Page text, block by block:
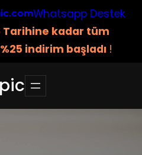
Whatsapp Destek
Tarihine kadar tüm
indirim başladı !